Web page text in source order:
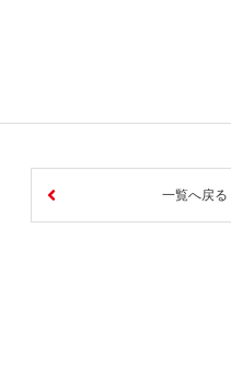
一覧へ戻る